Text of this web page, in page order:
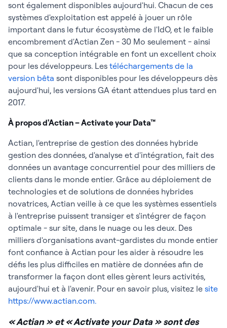
sont également disponibles aujourd'hui. Chacun de ces
systèmes d'exploitation est appelé à jouer un rôle
important dans le futur écosystème de l'IdO, et le faible
encombrement d'Actian Zen - 30 Mo seulement - ainsi
que sa conception intégrable en font un excellent choix
pour les développeurs. Les téléchargements de la
version bêta sont disponibles pour les développeurs dès
aujourd'hui, les versions GA étant attendues plus tard en
2017.
À propos d'Actian –Activate your Data™
Actian, l'entreprise de gestion des données hybride
gestion des données, d'analyse et d'intégration, fait des
données un avantage concurrentiel pour des milliers de
clients dans le monde entier. Grâce au déploiement de
technologies et de solutions de données hybrides
novatrices, Actian veille à ce que les systèmes essentiels
à l'entreprise puissent transiger et s'intégrer de façon
optimale - sur site, dans le nuage ou les deux. Des
milliers d'organisations avant-gardistes du monde entier
font confiance à Actian pour les aider à résoudre les
défis les plus difficiles en matière de données afin de
transformer la façon dont elles gèrent leurs activités,
aujourd'hui et à l'avenir. Pour en savoir plus, visitez le site
https://www.actian.com.
« Actian » et « Activate your Data » sont des